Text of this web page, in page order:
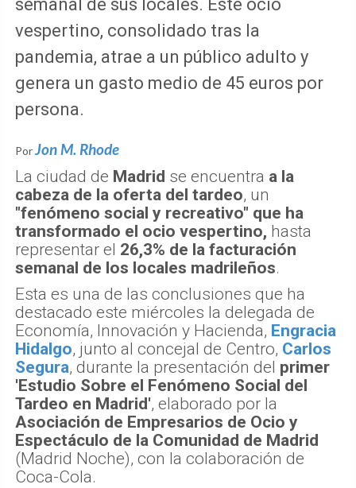
semanal de sus locales. Este ocio
vespertino, consolidado tras la
pandemia, atrae a un público adulto y
genera un gasto medio de 45 euros por
persona.
PorJon M. Rhode
La ciudad de Madrid se encuentra a la
cabeza de la oferta del tardeo, un
"fenómeno social y recreativo" que ha
transformado el ocio vespertino, hasta
representar el 26,3% de la facturación
semanal de los locales madrileños.
Esta es una de las conclusiones que ha
destacado este miércoles la delegada de
Economía, Innovación y Hacienda, Engracia
Hidalgo, junto al concejal de Centro, Carlos
Segura, durante la presentación del primer
'Estudio Sobre el Fenómeno Social del
Tardeo en Madrid', elaborado por la
Asociación de Empresarios de Ocio y
Espectáculo de la Comunidad de Madrid
(Madrid Noche), con la colaboración de
Coca-Cola.